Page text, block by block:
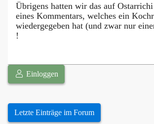
Übrigens hatten wir das auf
eines Kommentars, welches ein
wiedergegeben hat (und zwar nur
!
Einloggen
Letzte Einträge im Forum